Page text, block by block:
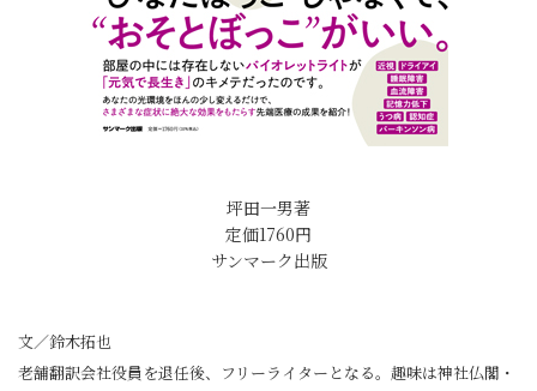
坪田一男著
定価1760円
サンマーク出版
文／鈴木拓也
老舗翻訳会社役員を退任後、フリーライターとなる。趣味は神社仏閣・